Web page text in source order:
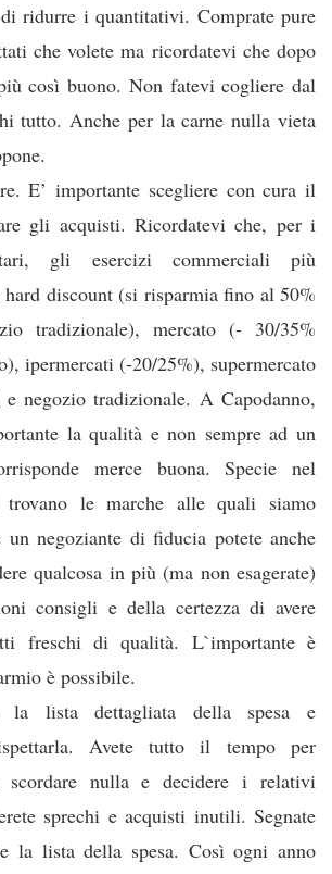
ridurre i quantitativi. Comprate pure
che volete ma ricordatevi che dopo
così buono. Non fatevi cogliere dal
tutto. Anche per la carne nulla vieta
E’ importante scegliere con cura il
gli acquisti. Ricordatevi che, per i
gli esercizi commerciali più
hard discount (si risparmia fino al 50%
tradizionale), mercato (- 30/35%
ipermercati (-20/25%), supermercato
negozio tradizionale. A Capodanno,
la qualità e non sempre ad un
merce buona. Specie nel
le marche alle quali siamo
un negoziante di fiducia potete anche
qualcosa in più (ma non esagerate)
consigli e della certezza di avere
freschi di qualità. L`importante è
è possibile.
lista dettagliata della spesa e
Avete tutto il tempo per
scordare nulla e decidere i relativi
sprechi e acquisti inutili. Segnate
la lista della spesa. Così ogni anno